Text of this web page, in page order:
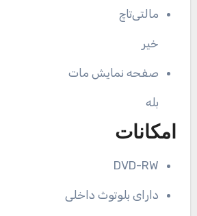
مالتی‌تاچ
خیر
صفحه نمایش مات
بله
امکانات
DVD-RW
دارای بلوتوث داخلی